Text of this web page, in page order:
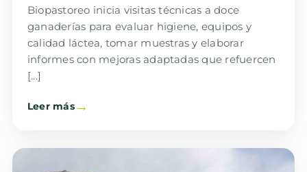
Biopastoreo inicia visitas técnicas a doce
ganaderías para evaluar higiene, equipos y
calidad láctea, tomar muestras y elaborar
informes con mejoras adaptadas que refuercen
[...]
Leer más